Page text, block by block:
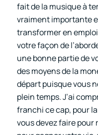
fait de la musique à
vraiment importante
transformer en
votre façon de
une bonne partie de
des moyens de la
départ puisque vous
plein temps. J’ai
franchi ce cap, pour
vous devez faire pour